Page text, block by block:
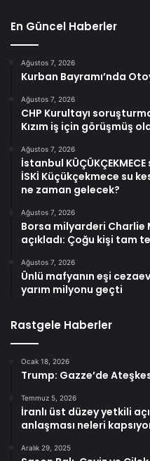
En Güncel Haberler
Ağustos 7, 2026
Kurban Bayramı’nda
Ağustos 7, 2026
CHP Kurultayı
Kızım iş için görüşmüş
Ağustos 7, 2026
İstanbul
İSKİ Küçükçekmece su
ne zaman gelecek?
Ağustos 7, 2026
Borsa milyarderi Charlie
açıkladı: Çoğu kişi tam
Ağustos 7, 2026
Ünlü mafyanın eşi
yarım milyonu geçti
Rastgele Haberler
Ocak 18, 2026
Trump: Gazze’de
Temmuz 5, 2026
İranlı üst düzey yetkili
anlaşması neleri
Aralık 29, 2025